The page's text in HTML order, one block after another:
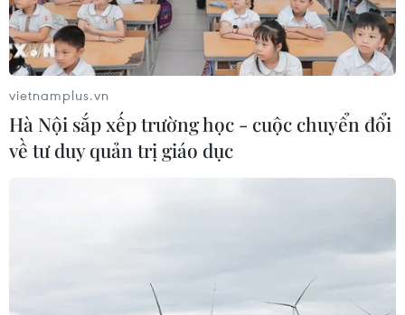
nhà thờ với 250 tấn chì. Văn phòng công tố Paris
đang điều tra vụ việc theo hướng tai nạn.
Trong khi đó, Tổng thống Pháp Emmanuel
Macron đã cam kết xây dựng lại Nhà thờ Đức Bà
Paris trong vòng 5 năm.
Trong phát biểu với cả nước được phát sóng
Bà đẹp hơn và tôi muốn việc này sẽ được hoàn
tất trong vòng 5 năm, chúng ta có thể làm được
vietnamplus.vn
Hà Nội sắp xếp trường học - cuộc chuyển đổi
về tư duy quản trị giáo dục